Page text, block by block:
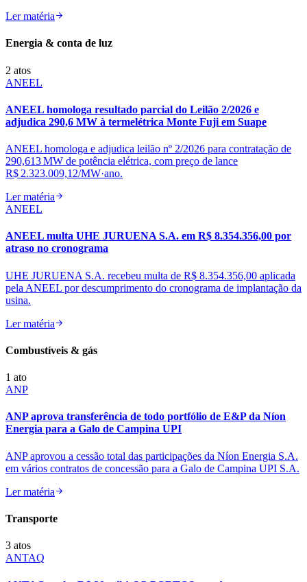
Ler matéria
Energia & conta de luz
2 atos
ANEEL
ANEEL homologa resultado parcial do Leilão 2/2026 e
adjudica 290,6 MW à termelétrica Monte Fuji em Suape
ANEEL homologa e adjudica leilão nº 2/2026 para contratação de
290,613 MW de potência elétrica, com preço de lance
R$ 2.323.009,12/MW·ano.
Ler matéria
ANEEL
ANEEL multa UHE JURUENA S.A. em R$ 8.354.356,00 por
atraso no cronograma
UHE JURUENA S.A. recebeu multa de R$ 8.354.356,00 aplicada
pela ANEEL por descumprimento do cronograma de implantação da
usina.
Ler matéria
Combustíveis & gás
1 ato
ANP
ANP aprova transferência de todo portfólio de E&P da Níon
Energia para a Galo de Campina UPI
ANP aprovou a cessão total das participações da Níon Energia S.A.
em vários contratos de concessão para a Galo de Campina UPI S.A.
Ler matéria
Transporte
3 atos
ANTAQ